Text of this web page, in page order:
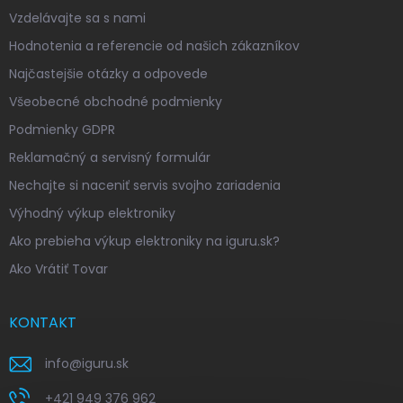
Vzdelávajte sa s nami
Hodnotenia a referencie od našich zákazníkov
Najčastejšie otázky a odpovede
Všeobecné obchodné podmienky
Podmienky GDPR
Reklamačný a servisný formulár
Nechajte si naceniť servis svojho zariadenia
Výhodný výkup elektroniky
Ako prebieha výkup elektroniky na iguru.sk?
Ako Vrátiť Tovar
KONTAKT
info@iguru.sk
+421 949 376 962